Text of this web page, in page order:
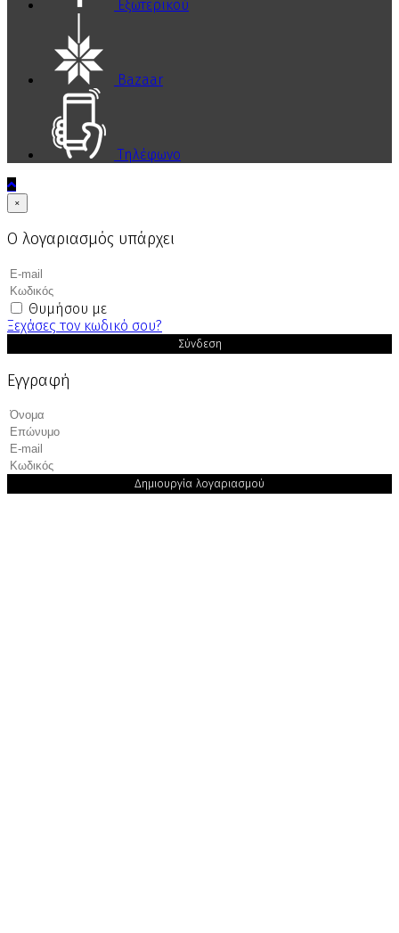
Εξωτερικού
Bazaar
Τηλέφωνο
×
Ο λογαριασμός υπάρχει
Θυμήσου με
Ξεχάσες τον κωδικό σου?
Σύνδεση
Εγγραφή
Δημιουργία λογαριασμού